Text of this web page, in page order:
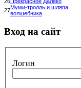
26Прекрасное Далёко
27Муми-тролль и шляпа
волшебника
Вход на сайт
Логин